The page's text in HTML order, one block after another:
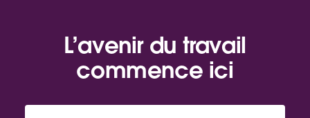
L’avenir du travail
commence ici